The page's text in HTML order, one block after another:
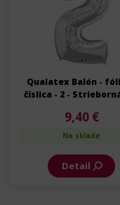
Qualatex Balón -
číslica - 2 -
9,40 €
Na sklade
Detail